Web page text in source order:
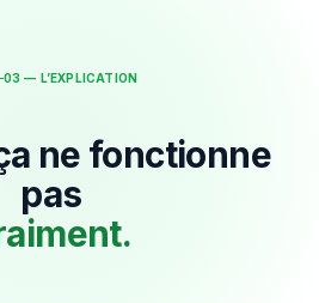
03 — L’EXPLICATION
ne fonctionne
pas